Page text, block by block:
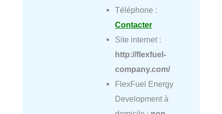
Téléphone :
Contacter
Site internet :
http://flexfuel-
company.com/
FlexFuel Energy
Development à